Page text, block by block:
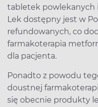
tabletek powlekanych
Lek dostępny jest w
refundowanych, co
farmakoterapia
dla pacjenta.
Ponadto z powodu
doustnej
się obecnie produkty